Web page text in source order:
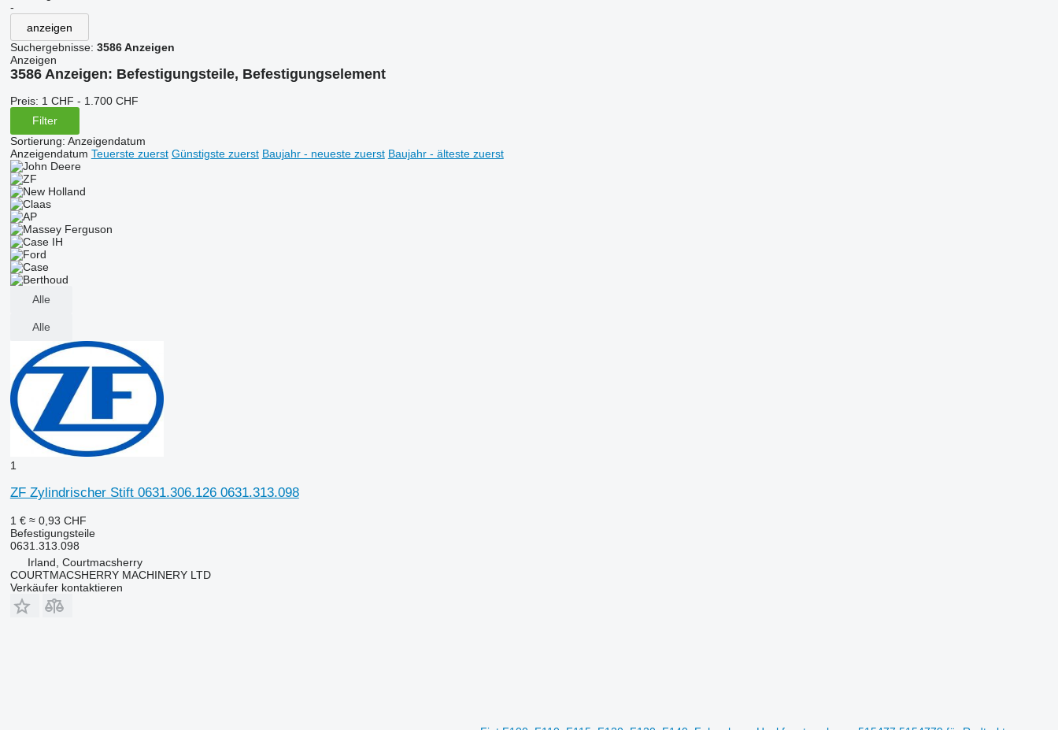
-
anzeigen
Suchergebnisse: 3586 Anzeigen
Anzeigen
3586 Anzeigen: Befestigungsteile, Befestigungselement
Preis: 1 CHF - 1.700 CHF
Filter
Sortierung: Anzeigendatum
Anzeigendatum Teuerste zuerst Günstigste zuerst Baujahr - neueste zuerst Baujahr - älteste zuerst
Alle
Alle
1
ZF Zylindrischer Stift 0631.306.126 0631.313.098
1 € ≈ 0,93 CHF
Befestigungsteile
0631.313.098
Irland, Courtmacsherry
COURTMACSHERRY MACHINERY LTD
Verkäufer kontaktieren